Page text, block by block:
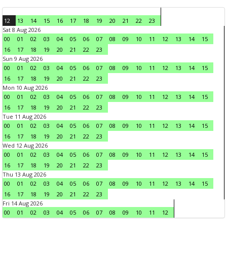
12 13 14 15 16 17 18 19 20 21 22
23
Sat 8 Aug 2026
00
01 02 03 04 05 06 07 08 09 10 11 12 13 14
15
16
17 18 19 20 21 22
23
Sun 9 Aug 2026
00
01 02 03 04 05 06 07 08 09 10 11 12 13 14
15
16
17 18 19 20 21 22
23
Mon 10 Aug 2026
00
01 02 03 04 05 06 07 08 09 10 11 12 13 14
15
16
17 18 19 20 21 22
23
Tue 11 Aug 2026
00
01 02 03 04 05 06 07 08 09 10 11 12 13 14
15
16
17 18 19 20 21 22
23
Wed 12 Aug 2026
00
01 02 03 04 05 06 07 08 09 10 11 12 13 14
15
16
17 18 19 20 21 22
23
Thu 13 Aug 2026
00
01 02 03 04 05 06 07 08 09 10 11 12 13 14
15
16
17 18 19 20 21 22
23
Fri 14 Aug 2026
00
01 02 03 04 05 06 07 08 09 10 11 12